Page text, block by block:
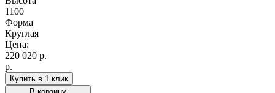
1100
Форма
Круглая
Цена:
220 020 р.
р.
Купить в 1 клик